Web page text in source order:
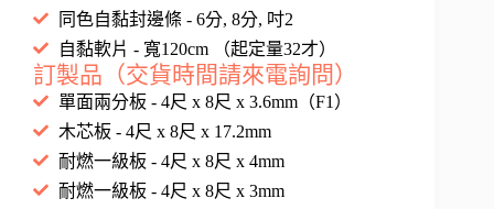
同色自黏封邊條 - 6分, 8分, 吋2
自黏軟片 - 寬120cm （起定量32才）
訂製品（交貨時間請來電詢問）
單面兩分板 - 4尺 x 8尺 x 3.6mm（F1）
木芯板 - 4尺 x 8尺 x 17.2mm
耐燃一級板 - 4尺 x 8尺 x 4mm
耐燃一級板 - 4尺 x 8尺 x 3mm